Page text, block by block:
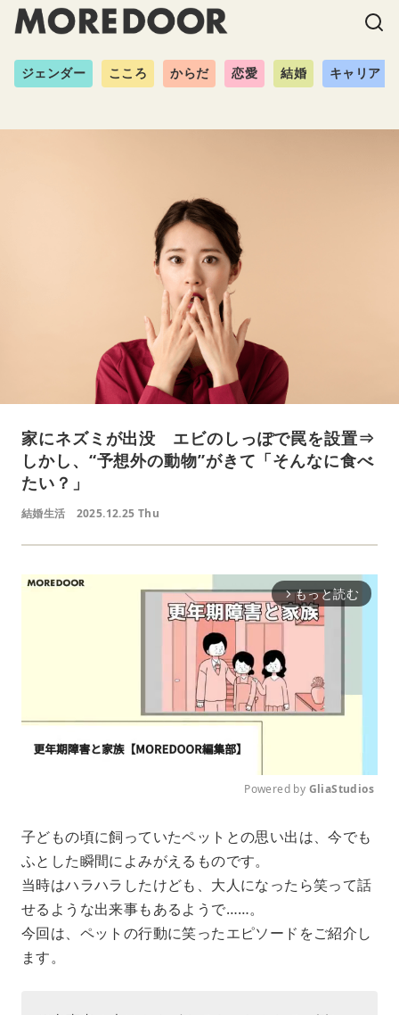
ジェンダー こころ からだ 恋愛 結婚 キャリア
家にネズミが出没 エビのしっぽで罠を設置⇒
しかし、“予想外の動物”がきて「そんなに食べ
たい？」
結婚生活 2025.12.25 Thu
arrow_forward_ios もっと読む
u
e
Powered by GliaStudios
子どもの頃に飼っていたペットとの思い出は、今でも
ふとした瞬間によみがえるものです。
当時はハラハラしたけども、大人になったら笑って話
せるような出来事もあるようで……。
今回は、ペットの行動に笑ったエピソードをご紹介し
ます。